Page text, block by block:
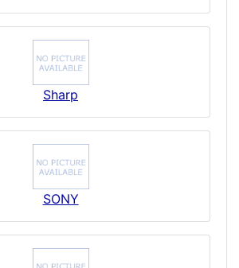
Sharp
SONY